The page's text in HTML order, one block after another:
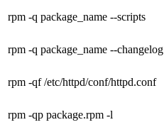
rpm -q package_name --scripts
rpm -q package_name --changelog
rpm -qf /etc/httpd/conf/httpd.conf
rpm -qp package.rpm -l